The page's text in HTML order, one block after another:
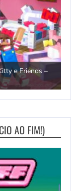
e Friends –
AO FIM!)